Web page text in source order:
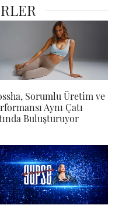
Sorumlu Üretim ve
Aynı Çatı
Buluşturuyor